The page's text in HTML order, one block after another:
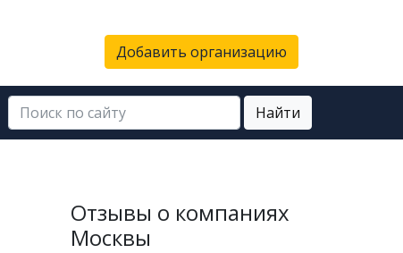
Добавить организацию
Найти
Отзывы о компаниях
Москвы